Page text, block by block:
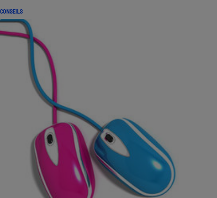
CONSEILS